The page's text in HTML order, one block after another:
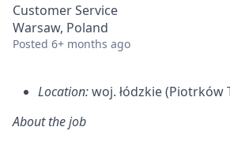
Customer Service
Warsaw, Poland
Posted 6+ months ago
Location:woj. łódzkie (Piotrków
About the job